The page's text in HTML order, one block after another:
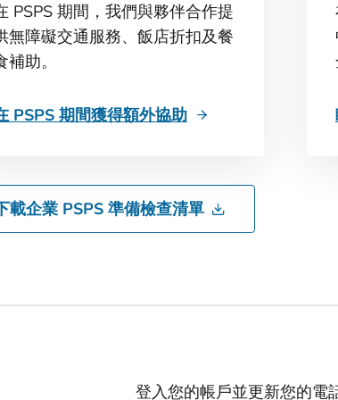
PSPS 期間，我們與夥伴合作提
無障礙交通服務、飯店折扣及餐
補助。
PSPS 期間獲得額外協助
載企業 PSPS 準備檢查清單
登入您的帳戶並更新您的電